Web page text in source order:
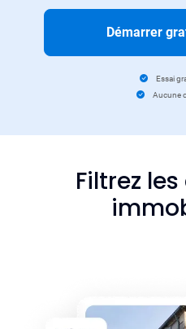
Démarrer
Essai
Aucune
Filtrez